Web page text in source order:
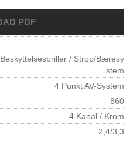
Beskyttelsesbriller / Strop/Bæresy
stem
4 Punkt AV-System
860
4 Kanal / Krom
2,4/3,3